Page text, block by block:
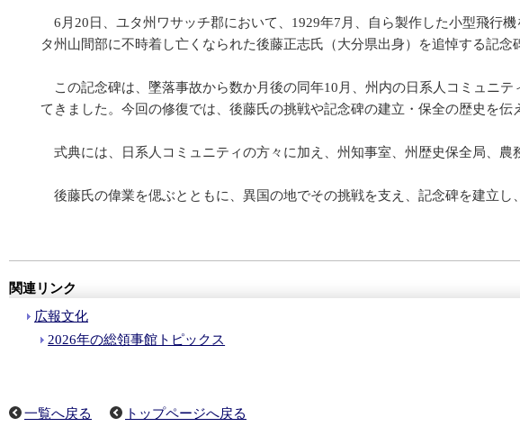
6月20日、ユタ州ワサッチ郡において、1929年7月、自ら製作した小型飛行
タ州山間部に不時着し亡くなられた後藤正志氏（大分県出身）を追悼する記
この記念碑は、墜落事故から数か月後の同年10月、州内の日系人コミュニ
てきました。今回の修復では、後藤氏の挑戦や記念碑の建立・保全の歴史を伝
式典には、日系人コミュニティの方々に加え、州知事室、州歴史保全局、
後藤氏の偉業を偲ぶとともに、異国の地でその挑戦を支え、記念碑を建立
関連リンク
広報文化
2026年の総領事館トピックス
一覧へ戻る トップページへ戻る